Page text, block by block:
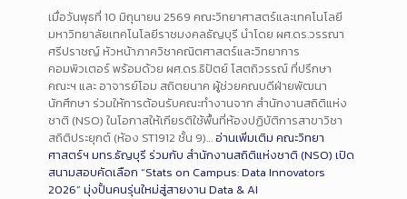
เมื่อวันพุธที่ 10 มิถุนายน 2569 คณะวิทยาศาสตร์และเทคโนโลยี
มหาวิทยาลัยเทคโนโลยีราชมงคลธัญบุรี นำโดย ผศ.ดร.วรรณา
ศรีปราชญ์ หัวหน้าภาควิชาคณิตศาสตร์และวิทยาการ
คอมพิวเตอร์ พร้อมด้วย ผศ.ดร.ธิปัตย์ โสตถิวรรณ์ ที่ปรึกษา
คณะฯ และ อาจารย์โอม สถิตยนาค ผู้ช่วยคณบดีฝ่ายพัฒนา
นักศึกษา ร่วมให้การต้อนรับคณะทำงานจาก สำนักงานสถิติแห่ง
ชาติ (NSO) ในโอกาสให้เกียรติใช้พื้นที่ห้องปฏิบัติการสาขาวิชา
สถิติประยุกต์ (ห้อง ST1912 ชั้น 9)…อ่านเพิ่มเติม คณะวิทยา
ศาสตร์ฯ มทร.ธัญบุรี ร่วมกับ สำนักงานสถิติแห่งชาติ (NSO) เปิด
สนามสอบคัดเลือก “Stats on Campus: Data Innovators
2026” มุ่งปั้นคนรุ่นใหม่สู่สายงาน Data & AI